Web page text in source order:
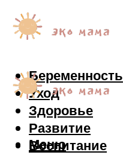
Беременность
Уход
Здоровье
Развитие
Воспитание
Меню